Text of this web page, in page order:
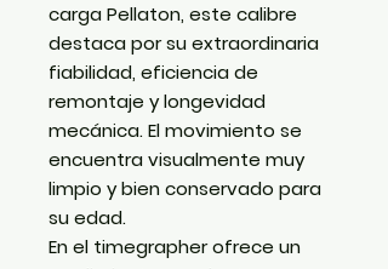
carga Pellaton, este calibre
destaca por su extraordinaria
fiabilidad, eficiencia de
remontaje y longevidad
mecánica. El movimiento se
encuentra visualmente muy
limpio y bien conservado para
su edad.
En el timegrapher ofrece un